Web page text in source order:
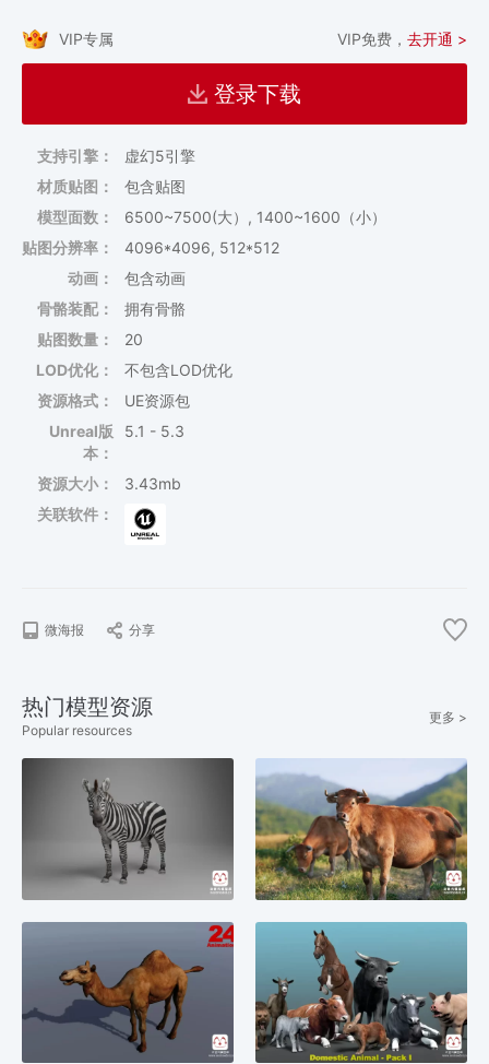
VIP专属 VIP免费， 去开通 >
登录下载
支持引擎：
虚幻5引擎
材质贴图：
包含贴图
模型面数：
6500~7500(大）, 1400~1600（小）
贴图分辨率：
4096*4096, 512*512
动画：
包含动画
骨骼装配：
拥有骨骼
贴图数量：
20
LOD优化：
不包含LOD优化
资源格式：
UE资源包
Unreal版
本：
5.1 - 5.3
资源大小：
3.43mb
关联软件：
微海报 分享
热门模型资源
Popular resources
更多 >